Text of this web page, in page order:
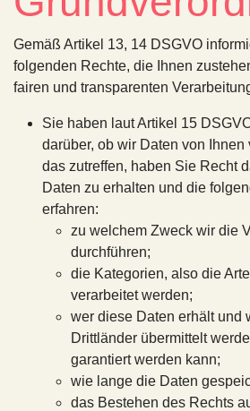
Gemäß Artikel 13, 14 DSGVO
folgenden Rechte, die Ihnen
fairen und transparenten
Sie haben laut Artikel 15
darüber, ob wir Daten von
das zutreffen, haben Sie Recht
Daten zu erhalten und die
erfahren:
zu welchem Zweck wir die
durchführen;
die Kategorien, also die
verarbeitet werden;
wer diese Daten erhält und
Drittländer übermittelt
garantiert werden kann;
wie lange die Daten
das Bestehen des Rechts